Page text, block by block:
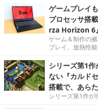
ゲームプレイ
プロセッサ搭
rza Horizon 6
ゲーム＆制作の
プレイ。放熱性
シリーズ第1
ない『カルド
搭載で、あら
シリーズ第1作が